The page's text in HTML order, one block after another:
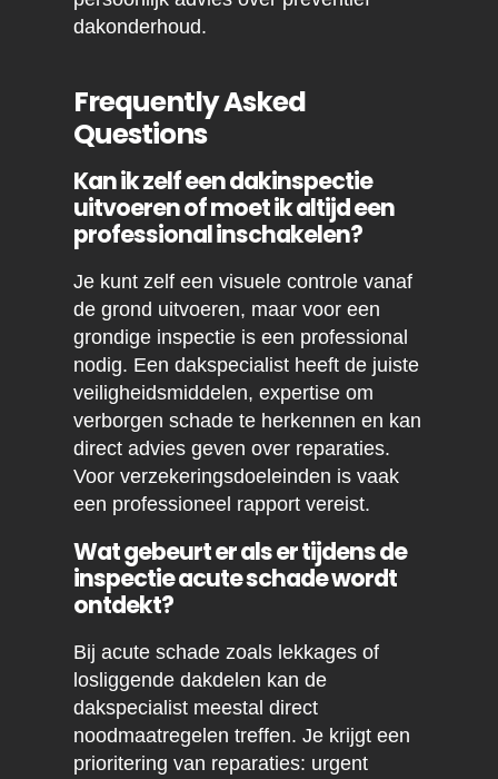
dakonderhoud.
Frequently Asked
Questions
Kan ik zelf een dakinspectie
uitvoeren of moet ik altijd een
professional inschakelen?
Je kunt zelf een visuele controle vanaf
de grond uitvoeren, maar voor een
grondige inspectie is een professional
nodig. Een dakspecialist heeft de juiste
veiligheidsmiddelen, expertise om
verborgen schade te herkennen en kan
direct advies geven over reparaties.
Voor verzekeringsdoeleinden is vaak
een professioneel rapport vereist.
Wat gebeurt er als er tijdens de
inspectie acute schade wordt
ontdekt?
Bij acute schade zoals lekkages of
losliggende dakdelen kan de
dakspecialist meestal direct
noodmaatregelen treffen. Je krijgt een
prioritering van reparaties: urgent